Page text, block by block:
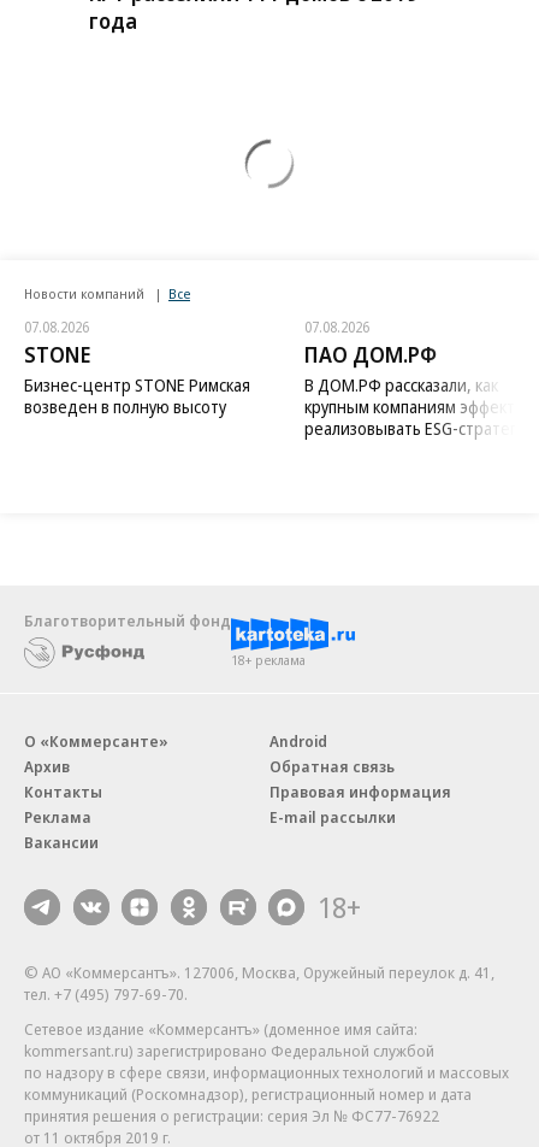
года
Новости компаний Все
07.08.2026
STONE
Бизнес-центр STONE Римская
возведен в полную высоту
07.08.2026
ПАО ДОМ.РФ
В ДОМ.РФ рассказали, как
крупным компаниям
реализовывать ESG-стратегию
Благотворительный фонд
18+ реклама
О «Коммерсанте»
Архив
Контакты
Реклама
Вакансии
Android
Обратная связь
Правовая информация
E-mail рассылки
18+
© АО «Коммерсантъ». 127006, Москва, Оружейный переулок д. 41,
тел. +7 (495) 797-69-70.
Сетевое издание «Коммерсантъ» (доменное имя сайта:
kommersant.ru) зарегистрировано Федеральной службой
по надзору в сфере связи, информационных технологий и массовых
коммуникаций (Роскомнадзор), регистрационный номер и дата
принятия решения о регистрации: серия Эл № ФС77-76922
от 11 октября 2019 г.